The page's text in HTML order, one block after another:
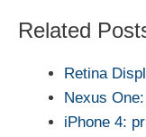
Related
Retina
Nexus
iPhone 4: